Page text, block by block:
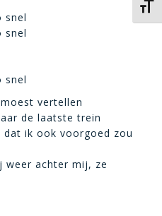
snel
snel
snel
vertellen
de laatste trein
ik ook voorgoed zou
weer achter mij, ze